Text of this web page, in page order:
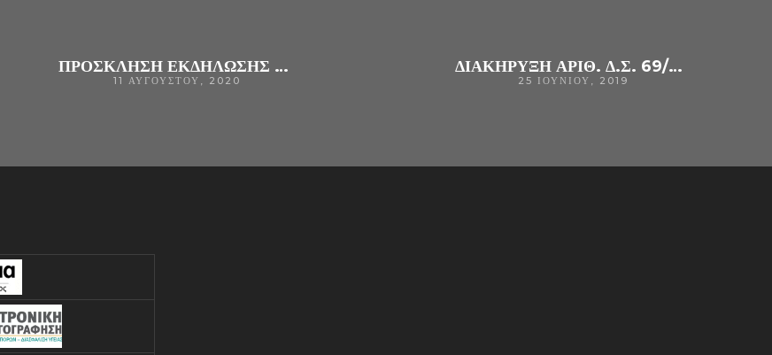
ΠΡΌΣΚΛΗΣΗ ΕΚΔΉΛΩΣΗΣ ΕΝΔΙΑΦΈΡΟΝΤΟΣ ΓΙΑ ΤΗΝ ΠΡΟΜΉΘΕΙΑ ΜΈΣΩΝ ΑΤΟΜΙΚΉΣ ΠΡΟΣΤΑΣΊΑΣ ΤΟΥ ΓΝ ΑΡΤΑΣ
11 ΑΥΓΟΎΣΤΟΥ, 2020
ΔΙΑΚΗΡΥΞΗ ΑΡΙΘ. Δ.Σ. 69/2019 ΣΥΝΟΠΤΙΚΟΥ ΔΙΑΓΩΝΙΣΜΟΥ ΓΙΑ ΤΗΝ ΠΡΟΜΉΘΕΙΑ «ΤΡΙΆΝΤΑ (30) ΣΥΛΛΟΓΏΝ (SET) ΠΛΉΡΟΥΣ ΑΙΜΟΔΥΝΑΜΙΚΉΣ ΠΑΡΑΚΟΛΟΎΘΗΣΗΣ, ΜΕ ΠΑΡΑΧΏΡΗΣΗ ΣΥΝΟΔΟΎ ΕΞΟΠΛΙΣΜΟΎ (CPV:33141000-0) ΓΙΑ ΤΙΣ
25 ΙΟΥΝΊΟΥ, 2019